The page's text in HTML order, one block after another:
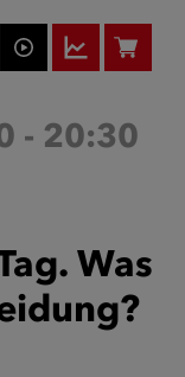
- 20:30
Was